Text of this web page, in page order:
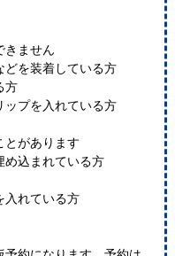
きません
どを装着している方
方
ップを入れている方
があります
め込まれている方
入れている方